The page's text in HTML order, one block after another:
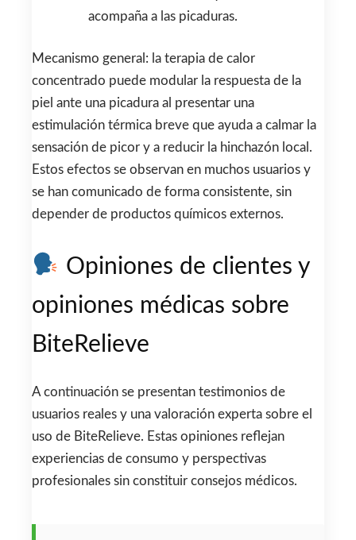
acompaña a las picaduras.
Mecanismo general: la terapia de calor
concentrado puede modular la respuesta de la
piel ante una picadura al presentar una
estimulación térmica breve que ayuda a calmar la
sensación de picor y a reducir la hinchazón local.
Estos efectos se observan en muchos usuarios y
se han comunicado de forma consistente, sin
depender de productos químicos externos.
Opiniones de clientes y
opiniones médicas sobre
BiteRelieve
A continuación se presentan testimonios de
usuarios reales y una valoración experta sobre el
uso de BiteRelieve. Estas opiniones reflejan
experiencias de consumo y perspectivas
profesionales sin constituir consejos médicos.